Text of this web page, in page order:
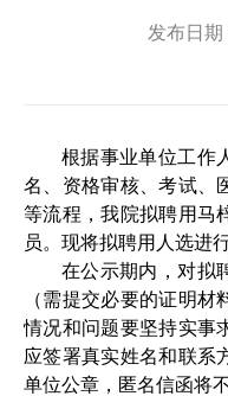
发布日期
根据事业单位工作
名、资格审核、考试、
等流程，我院拟聘用马
员。现将拟聘用人选进
在公示期内，对拟
（需提交必要的证明
情况和问题要坚持实事
应签署真实姓名和联系
单位公章，匿名信函将